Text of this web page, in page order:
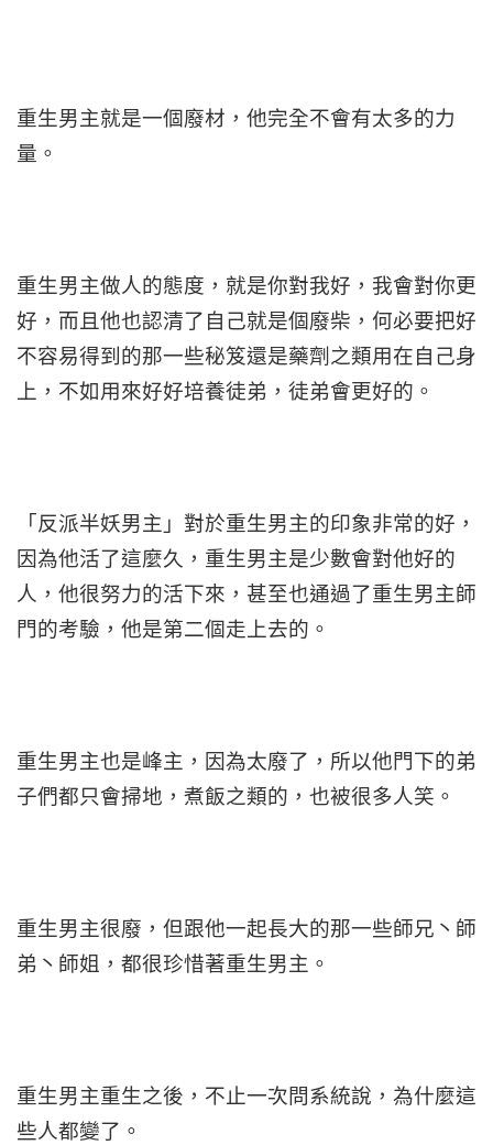
重生男主就是一個廢材，他完全不會有太多的力
量。
重生男主做人的態度，就是你對我好，我會對你更
好，而且他也認清了自己就是個廢柴，何必要把好
不容易得到的那一些秘笈還是藥劑之類用在自己身
上，不如用來好好培養徒弟，徒弟會更好的。
「反派半妖男主」對於重生男主的印象非常的好，
因為他活了這麼久，重生男主是少數會對他好的
人，他很努力的活下來，甚至也通過了重生男主師
門的考驗，他是第二個走上去的。
重生男主也是峰主，因為太廢了，所以他門下的弟
子們都只會掃地，煮飯之類的，也被很多人笑。
重生男主很廢，但跟他一起長大的那一些師兄丶師
弟丶師姐，都很珍惜著重生男主。
重生男主重生之後，不止一次問系統說，為什麼這
些人都變了。